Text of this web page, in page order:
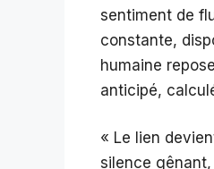
sentiment de
constante,
humaine
anticipé,
« Le lien
silence